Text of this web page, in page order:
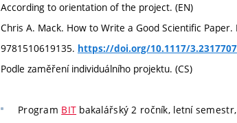
According to orientation of the project. (EN)
Chris A. Mack. How to Write a Good Scientific
9781510619135. https://doi.org/10.1117/3.2317707
Podle zaměření individuálního projektu. (CS)
Program BIT bakalářský 2 ročník, letní